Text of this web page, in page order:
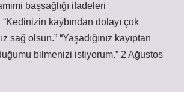
başsağlığı ifadeleri
kaybından dolayı çok
sağ olsun.” “Yaşadığınız kayıptan
bilmenizi istiyorum.” 2 Ağustos